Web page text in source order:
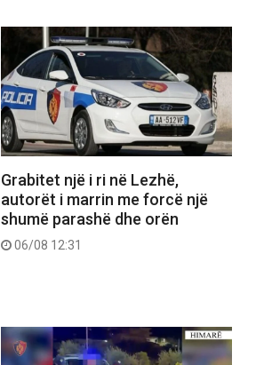
Grabitet një i ri në Lezhë,
autorët i marrin me forcë një
shumë parashë dhe orën
06/08 12:31